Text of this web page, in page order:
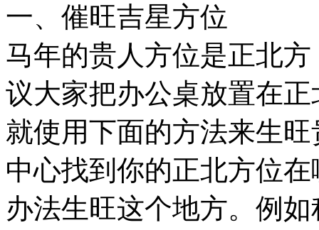
一、催旺吉星方位
马年的贵人方位是正北
议大家把办公桌放置在
就使用下面的方法来生
中心找到你的正北方位
办法生旺这个地方。例